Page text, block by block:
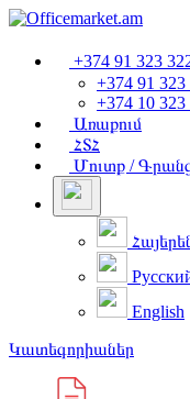
+374 91 323
+374 91 323
+374 10 323
Առաքում
ՀՏՀ
Մուտք /
English
Կատեգորիաներ